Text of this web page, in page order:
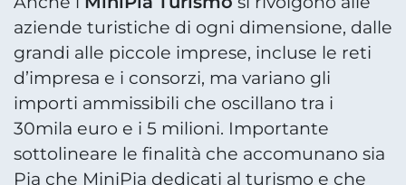
aziende turistiche di ogni dimensione, dalle
grandi alle piccole imprese, incluse le reti
d’impresa e i consorzi, ma variano gli
importi ammissibili che oscillano tra i
30mila euro e i 5 milioni. Importante
sottolineare le finalità che accomunano sia
Pia che MiniPia dedicati al turismo e che